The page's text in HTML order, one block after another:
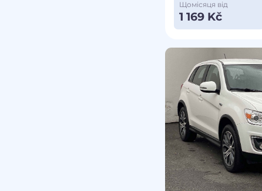
Щомісяця від
1 169 Kč